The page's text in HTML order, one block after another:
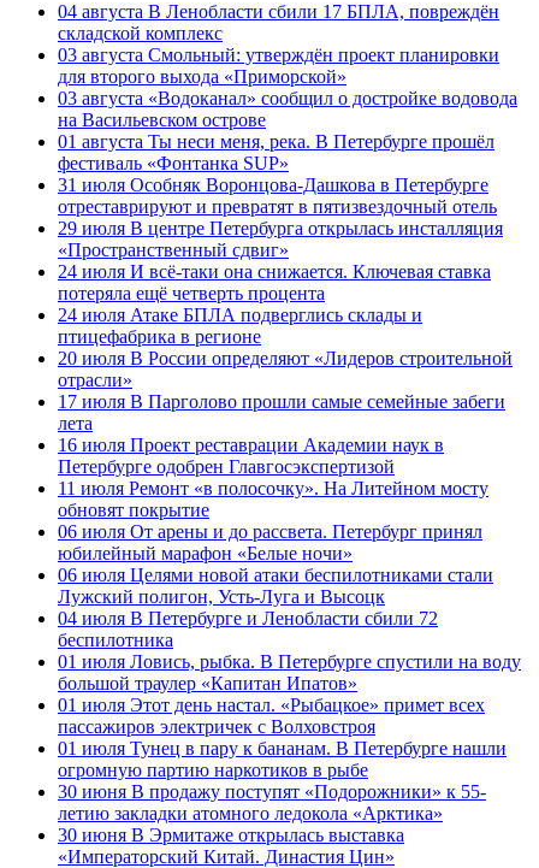
04 августа В Ленобласти сбили 17 БПЛА, повреждён
складской комплекс
03 августа Смольный: утверждён проект планировки
для второго выхода «Приморской»
03 августа «Водоканал» сообщил о достройке водовода
на Васильевском острове
01 августа Ты неси меня, река. В Петербурге прошёл
фестиваль «Фонтанка SUP»
31 июля Особняк Воронцова-Дашкова в Петербурге
отреставрируют и превратят в пятизвездочный отель
29 июля В центре Петербурга открылась инсталляция
«Пространственный сдвиг»
24 июля И всё-таки она снижается. Ключевая ставка
потеряла ещё четверть процента
24 июля Атаке БПЛА подверглись склады и
птицефабрика в регионе
20 июля В России определяют «Лидеров строительной
отрасли»
17 июля В Парголово прошли самые семейные забеги
лета
16 июля Проект реставрации Академии наук в
Петербурге одобрен Главгосэкспертизой
11 июля Ремонт «в полосочку». На Литейном мосту
обновят покрытие
06 июля От арены и до рассвета. Петербург принял
юбилейный марафон «Белые ночи»
06 июля Целями новой атаки беспилотниками стали
Лужский полигон, Усть-Луга и Высоцк
04 июля В Петербурге и Ленобласти сбили 72
беспилотника
01 июля Ловись, рыбка. В Петербурге спустили на воду
большой траулер «Капитан Ипатов»
01 июля Этот день настал. «Рыбацкое» примет всех
пассажиров электричек с Волховстроя
01 июля Тунец в пару к бананам. В Петербурге нашли
огромную партию наркотиков в рыбе
30 июня В продажу поступят «Подорожники» к 55-
летию закладки атомного ледокола «Арктика»
30 июня В Эрмитаже открылась выставка
«Императорский Китай. Династия Цин»